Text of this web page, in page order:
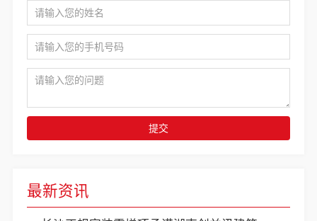
最新资讯
提交